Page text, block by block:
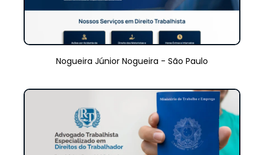
Nogueira Júnior Nogueira - São Paulo